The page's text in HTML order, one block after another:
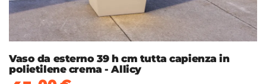
Vaso da esterno 39 h cm tutta capienza in
polietilene crema - Allicy